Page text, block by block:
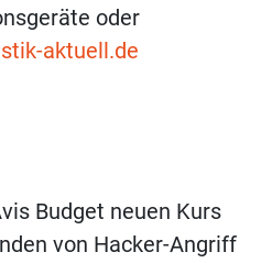
oder
aktuell.de
Budget neuen Kurs
von Hacker-Angriff